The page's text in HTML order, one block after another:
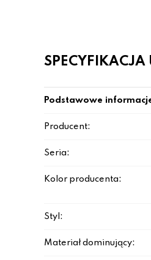
Podstawowe
Producent:
Seria:
Kolor producenta:
Styl:
Materiał dominujący: